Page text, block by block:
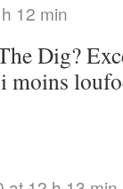
12 min
Dig?
moins